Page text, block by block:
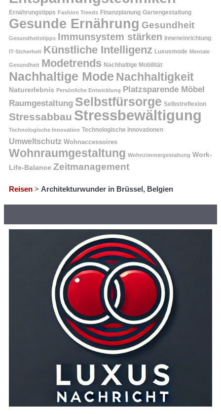
Ernährungstipps Fashion Trends Finanzplanung Gartengestaltung
Gesunde Ernährung Gesundheit
Gesundheitstipps Immunsystem stärken Inneneinrichtung
IT-Sicherheit Künstliche Intelligenz Luxusmode Mentale
Gesundheit Modetrends Nachhaltige Mobilität
Nachhaltige Mode Nachhaltigkeit
Naturerlebnis Persönliche Entwicklung Platzsparende Möbel
Raumgestaltung Selbstfürsorge Selbstreflexion
Stressabbau Stressbewältigung
Technologische Innovation Technologische Innovationen
Umweltschutz Wohnaccessoires
Wohnraumgestaltung Wohnzimmergestaltung Work-
Life-Balance Zeitmanagement
Reisen > Architekturwunder in Brüssel, Belgien